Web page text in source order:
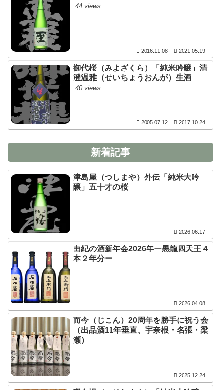
44 views
2016.11.08 2021.05.19
御代桜（みよざくら）「純米吟醸」清
澄温雅（せいちょうおんが）生酒
40 views
2005.07.12 2017.10.24
新着記事
津島屋（つしまや）外伝「純米大吟
醸」五十才の桜
2026.06.17
由紀の酒新年会2026年ー黒龍四天王４
本２年分ー
2026.04.08
而今（じこん）20周年を勝手に祝う会
（出品酒11年垂直、宇奈根・名張・梁
瀬）
2025.12.24